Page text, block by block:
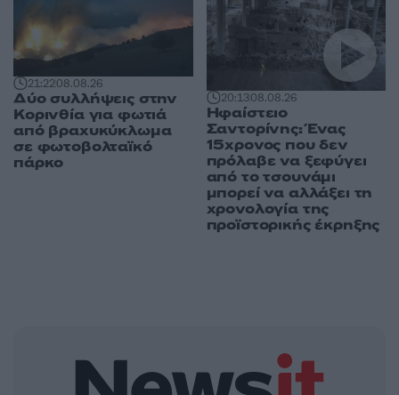
21:2208.08.26
Δύο συλλήψεις στην
Κορινθία για φωτιά
από βραχυκύκλωμα
σε φωτοβολταϊκό
πάρκο
20:1308.08.26
Ηφαίστειο
Σαντορίνης: Ένας
15χρονος που δεν
πρόλαβε να ξεφύγει
από το τσουνάμι
μπορεί να αλλάξει τη
χρονολογία της
προϊστορικής έκρηξης